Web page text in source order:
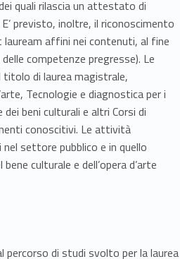
quali rilascia un attestato di
previsto, inoltre, il riconoscimento
affini nei contenuti, al fine
competenze pregresse). Le
di laurea magistrale,
Tecnologie e diagnostica per i
beni culturali e altri Corsi di
conoscitivi. Le attività
settore pubblico e in quello
culturale e dell’opera d’arte
percorso di studi svolto per la laurea